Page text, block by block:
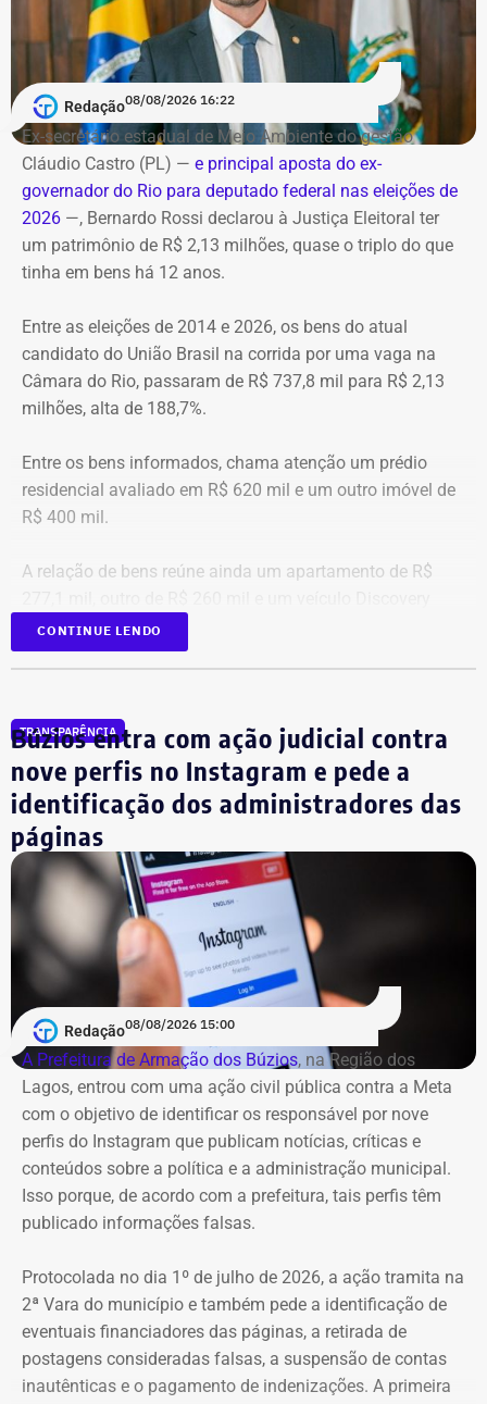
O helicóptero explodiu ao cair na encosta, e chamas se
alastraram pela mata. De acordo com o Corpo de
Bombeiros, agentes especializados em combate a
incêndios florestais foram mobilizados e conseguiram
controlar o fogo.
A operação mobilizou cerca de 40 militares, 11 viaturas e
4 unidades operacionais.
Redação08/08/2026 16:22
Ex-secretário estadual de Meio Ambiente do gestão
Cláudio Castro (PL) — e principal aposta do ex-
governador do Rio para deputado federal nas eleições de
2026 —, Bernardo Rossi declarou à Justiça Eleitoral ter
um patrimônio de R$ 2,13 milhões, quase o triplo do que
tinha em bens há 12 anos.
Entre as eleições de 2014 e 2026, os bens do atual
candidato do União Brasil na corrida por uma vaga na
Câmara do Rio, passaram de R$ 737,8 mil para R$ 2,13
milhões, alta de 188,7%.
Entre os bens informados, chama atenção um prédio
residencial avaliado em R$ 620 mil e um outro imóvel de
R$ 400 mil.
A relação de bens reúne ainda um apartamento de R$
D300, ano 2023, declarado por R$ 330 mil. Também
aparecem na lista cerca de R$ 177 mil em aplicações e
CONTINUE LENDO
TRANSPARÊNCIA
Búzios entra com ação judicial contra
nove perfis no Instagram e pede a
identificação dos administradores das
páginas
Redação08/08/2026 15:00
A Prefeitura de Armação dos Búzios, na Região dos
Lagos, entrou com uma ação civil pública contra a Meta
com o objetivo de identificar os responsável por nove
perfis do Instagram que publicam notícias, críticas e
conteúdos sobre a política e a administração municipal.
Isso porque, de acordo com a prefeitura, tais perfis têm
publicado informações falsas.
Protocolada no dia 1º de julho de 2026, a ação tramita na
2ª Vara do município e também pede a identificação de
eventuais financiadores das páginas, a retirada de
postagens consideradas falsas, a suspensão de contas
inautênticas e o pagamento de indenizações. A primeira